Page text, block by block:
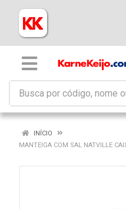
INÍCIO
MANTEIGA COM SAL NATVILLE